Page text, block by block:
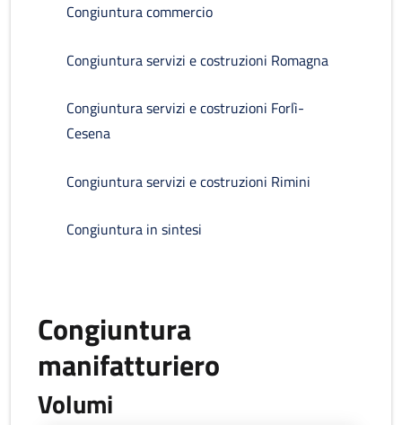
Congiuntura commercio
Congiuntura servizi e costruzioni Romagna
Congiuntura servizi e costruzioni Forlì-
Cesena
Congiuntura servizi e costruzioni Rimini
Congiuntura in sintesi
Congiuntura
manifatturiero
Volumi